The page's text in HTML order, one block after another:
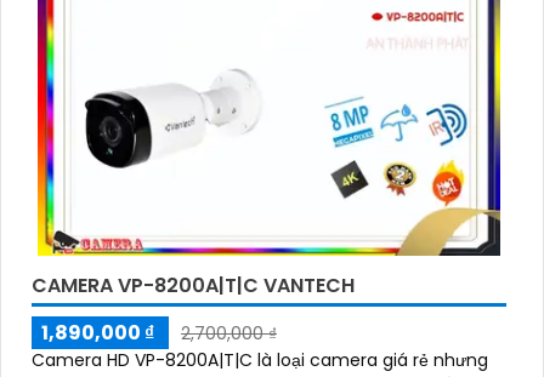
CAMERA VP-8200A|T|C VANTECH
1,890,000 ₫
2,700,000 ₫
Camera HD VP-8200A|T|C là loại camera giá rẻ nhưng